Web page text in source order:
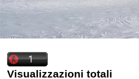
Visualizzazioni totali